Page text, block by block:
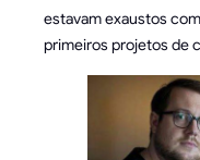
estavam exaustos
primeiros projetos de